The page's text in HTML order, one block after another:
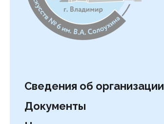
Сведения об организации
Документы